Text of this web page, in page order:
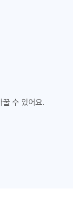
꿀 수 있어요.